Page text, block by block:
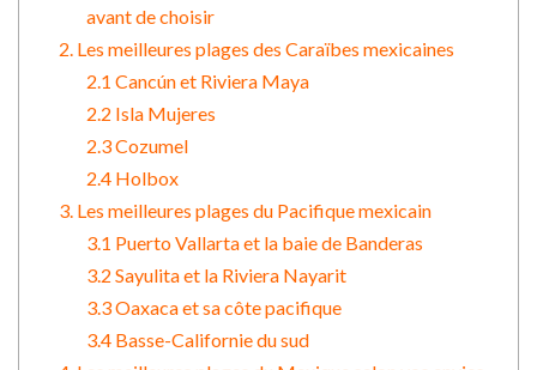
avant de choisir
2. Les meilleures plages des Caraïbes mexicaines
2.1 Cancún et Riviera Maya
2.2 Isla Mujeres
2.3 Cozumel
2.4 Holbox
3. Les meilleures plages du Pacifique mexicain
3.1 Puerto Vallarta et la baie de Banderas
3.2 Sayulita et la Riviera Nayarit
3.3 Oaxaca et sa côte pacifique
3.4 Basse-Californie du sud